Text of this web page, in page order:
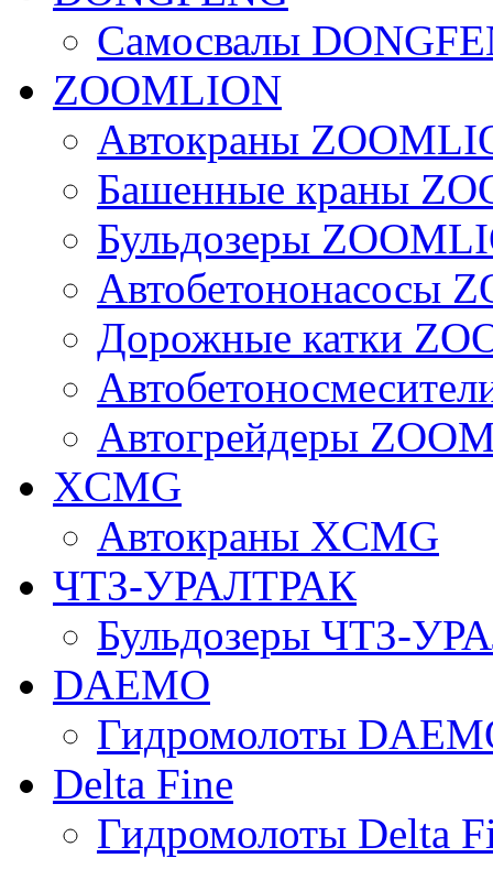
Самосвалы
ZOOMLION
Автокраны
Башенные краны
Бульдозеры
Автобетононасосы
Дорожные катки
Автогрейдеры
XCMG
Автокраны XCMG
ЧТЗ-УРАЛТРАК
Бульдозеры ЧТЗ-
DAEMO
Гидромолоты
Delta Fine
Гидромолоты Delta